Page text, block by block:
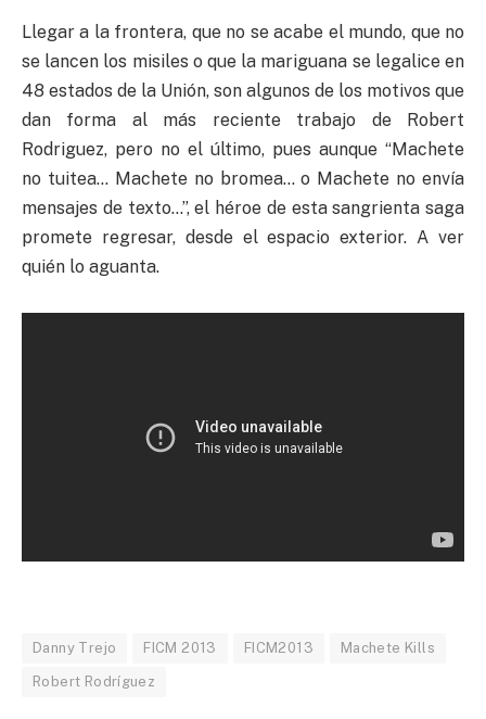
Llegar a la frontera, que no se acabe el mundo, que no
se lancen los misiles o que la mariguana se legalice en
48 estados de la Unión, son algunos de los motivos que
dan forma al más reciente trabajo de Robert
Rodriguez, pero no el último, pues aunque “Machete
no tuitea… Machete no bromea… o Machete no envía
mensajes de texto…”, el héroe de esta sangrienta saga
promete regresar, desde el espacio exterior. A ver
quién lo aguanta.
Danny Trejo FICM 2013 FICM2013 Machete Kills
Robert Rodríguez